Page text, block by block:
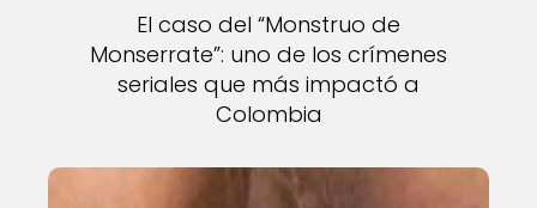
El caso del “Monstruo de
Monserrate”: uno de los crímenes
seriales que más impactó a
Colombia